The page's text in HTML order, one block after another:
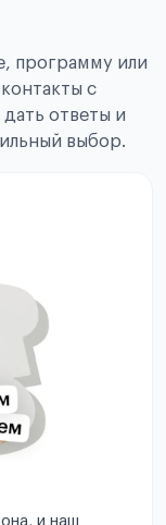
программу или
с
ответы и
выбор.
и наш